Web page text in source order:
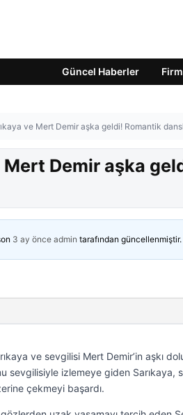
Güncel Haberler
ve Mert Demir aşka geldi! Romantik
Mert Demir aşka
3 ay önce admin tarafından güncellenmiştir.
ve sevgilisi Mert Demir’in aşkı
sevgilisiyle izlemeye giden Sarıkaya,
çekmeyi başardı.